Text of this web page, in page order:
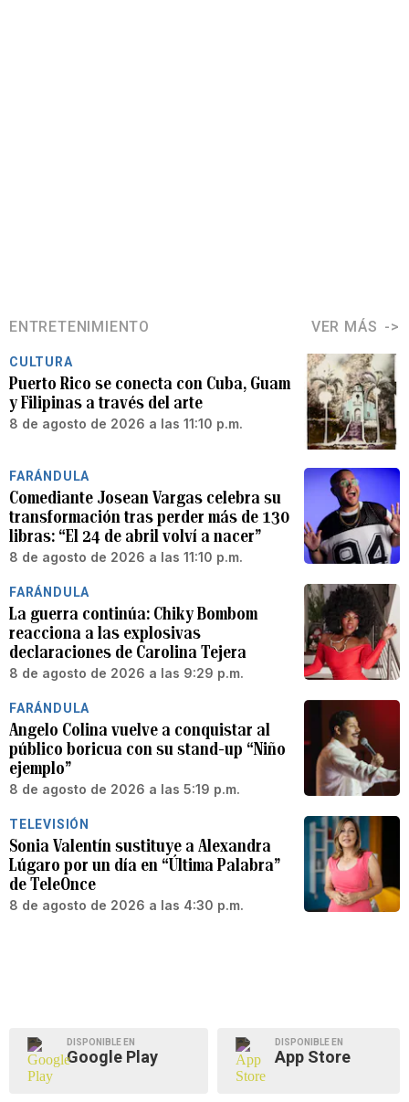
ENTRETENIMIENTO VER MÁS
CULTURA
Puerto Rico se conecta con Cuba, Guam
y Filipinas a través del arte
8 de agosto de 2026 a las 11:10 p.m.
FARÁNDULA
Comediante Josean Vargas celebra su
transformación tras perder más de 130
libras: “El 24 de abril volví a nacer”
8 de agosto de 2026 a las 11:10 p.m.
FARÁNDULA
La guerra continúa: Chiky Bombom
reacciona a las explosivas
declaraciones de Carolina Tejera
8 de agosto de 2026 a las 9:29 p.m.
FARÁNDULA
Angelo Colina vuelve a conquistar al
público boricua con su stand-up “Niño
ejemplo”
8 de agosto de 2026 a las 5:19 p.m.
TELEVISIÓN
Sonia Valentín sustituye a Alexandra
Lúgaro por un día en “Última Palabra”
de TeleOnce
8 de agosto de 2026 a las 4:30 p.m.
DISPONIBLE EN
Google Play
DISPONIBLE EN
App Store